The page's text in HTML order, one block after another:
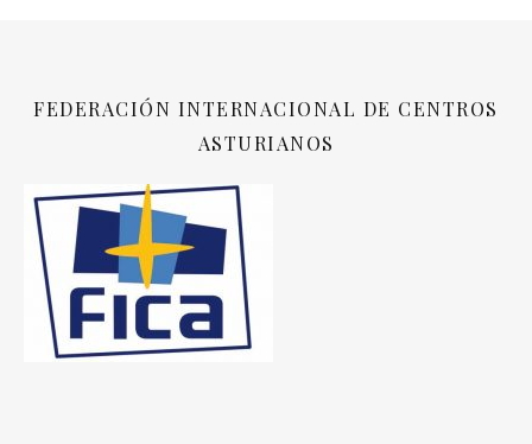
FEDERACIÓN INTERNACIONAL DE CENTROS
ASTURIANOS